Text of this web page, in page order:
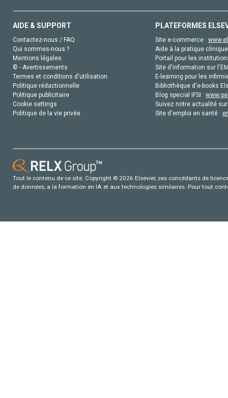
AIDE & SUPPORT
Contactez-nous / FAQ
Qui sommes-nous ?
Mentions légales
© - Avertissements
Termes et conditions d'utilisation
Politique rédactionnelle
Politique publicitaire
Cookie settings
Politique de la vie privée
PLATEFORMES
Site e-commerce :
Aide à la pratique
Portail pour les
Site d'information sur
E-learning pour les
Bibliothèque d'e-books
Blog special IFSI :
Suivez notre actualité
Site d'emploi en santé :
Tout le contenu de ce site: Copyright © 2026 Elsevier, ses concédants de
de données, a la formation en IA et aux technologies similaires. Pour tout